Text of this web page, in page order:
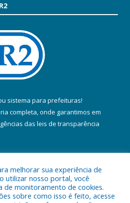
sistema para prefeituras!
completa, onde garantimos em
das leis de transparência
melhorar sua experiência de
utilizar nosso portal, você
de monitoramento de cookies.
sobre como isso é feito, acesse